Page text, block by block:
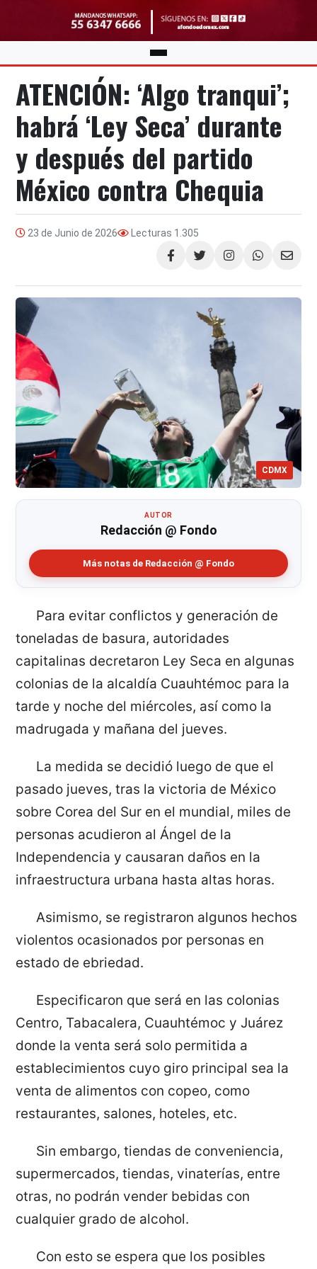
ATENCIÓN: ‘Algo tranqui’;
habrá ‘Ley Seca’ durante
y después del partido
México contra Chequia
23 de Junio de 2026 Lecturas 1.305
Compartir
CDMX
AUTOR
Redacción @ Fondo
Más notas de Redacción @ Fondo
Para evitar conflictos y generación de
toneladas de basura, autoridades
capitalinas decretaron Ley Seca en algunas
colonias de la alcaldía Cuauhtémoc para la
tarde y noche del miércoles, así como la
madrugada y mañana del jueves.
La medida se decidió luego de que el
pasado jueves, tras la victoria de México
sobre Corea del Sur en el mundial, miles de
personas acudieron al Ángel de la
Independencia y causaran daños en la
infraestructura urbana hasta altas horas.
Asimismo, se registraron algunos hechos
violentos ocasionados por personas en
estado de ebriedad.
Especificaron que será en las colonias
Centro, Tabacalera, Cuauhtémoc y Juárez
donde la venta será solo permitida a
establecimientos cuyo giro principal sea la
venta de alimentos con copeo, como
restaurantes, salones, hoteles, etc.
Sin embargo, tiendas de conveniencia,
supermercados, tiendas, vinaterías, entre
otras, no podrán vender bebidas con
cualquier grado de alcohol.
Con esto se espera que los posibles